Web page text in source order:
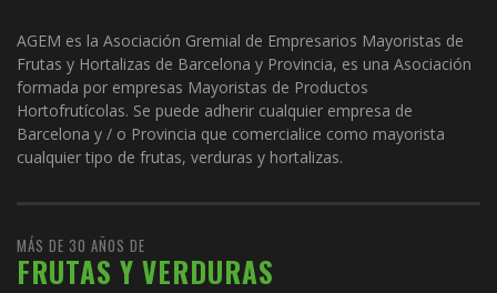
AGEM es la Asociación Gremial de Empresarios Mayoristas de
Frutas y Hortalizas de Barcelona y Provincia, es una Asociación
formada por empresas Mayoristas de Productos
Hortofrutícolas. Se puede adherir cualquier empresa de
Barcelona y / o Provincia que comercialice como mayorista
cualquier tipo de frutas, verduras y hortalizas.
MÁS DE 30 AÑOS DE
FRUTAS Y VERDURAS